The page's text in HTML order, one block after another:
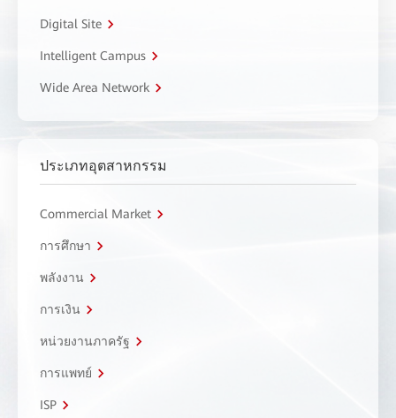
Digital Site
Intelligent Campus
Wide Area Network
ประเภทอุตสาหกรรม
Commercial Market
การศึกษา
พลังงาน
การเงิน
หน่วยงานภาครัฐ
การแพทย์
ISP